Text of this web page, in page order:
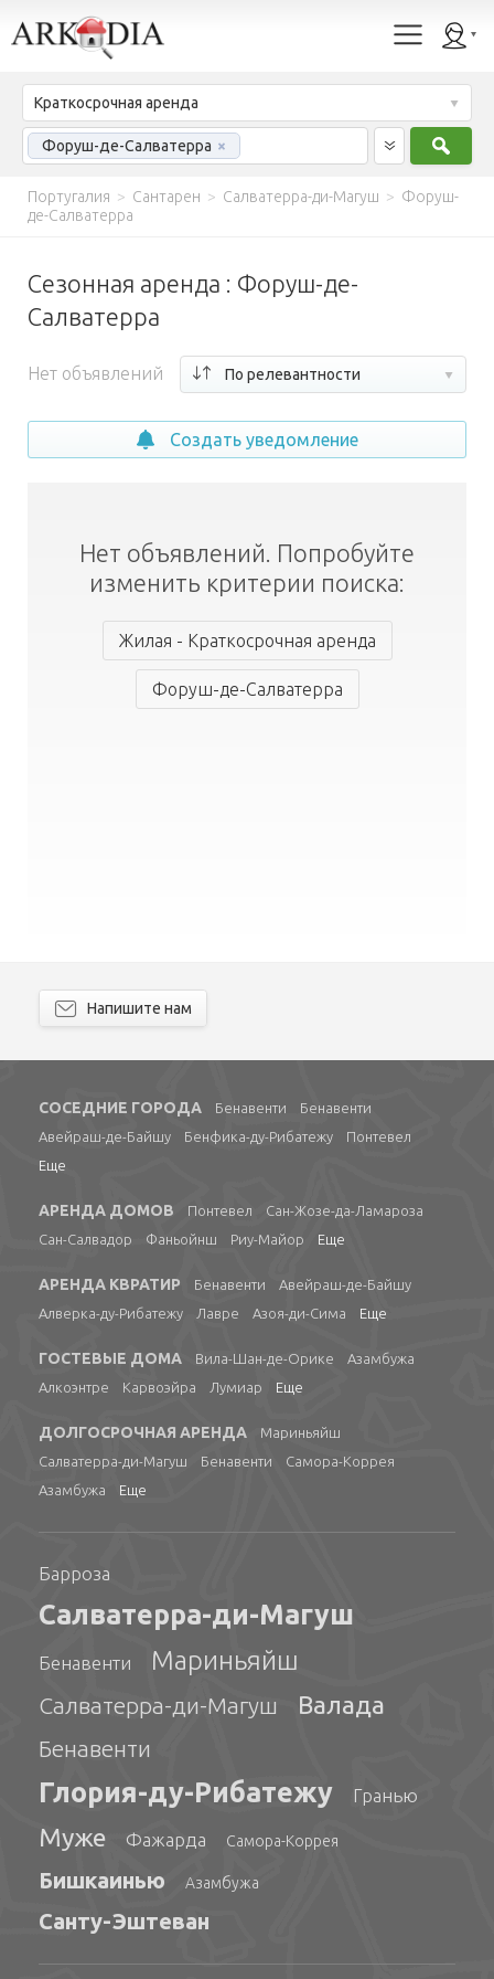
Краткосрочная аренда
Форуш-де-Салватерра ×
Португалия > Сантарен > Салватерра-ди-Магуш > Форуш-
де-Салватерра
Сезонная аренда : Форуш-де-
Салватерра
Нет объявлений По релевантности
Создать уведомление
Нет объявлений. Попробуйте
изменить критерии поиска:
Жилая - Краткосрочная аренда
Форуш-де-Салватерра
Напишите нам
СОСЕДНИЕ ГОРОДА Бенавенти
Бенавенти
Авейраш-де-Байшу
Бенфика-ду-Рибатежу
Понтевел
Еще
АРЕНДА ДОМОВ Понтевел
Сан-Жозе-да-Ламароза
Сан-Салвадор
Фаньойнш Риу-Майор Еще
АРЕНДА КВРАТИР Бенавенти
Авейраш-де-Байшу
Алверка-ду-Рибатежу
Лавре Азоя-ди-Сима Еще
ГОСТЕВЫЕ ДОМА Вила-Шан-де-Орике
Азамбужа
Алкоэнтре
Карвоэйра Лумиар Еще
ДОЛГОСРОЧНАЯ АРЕНДА
Мариньяйш
Салватерра-ди-Магуш
Бенавенти
Самора-Коррея
Азамбужа
Еще
Барроза
Салватерра-ди-Магуш
Бенавенти Мариньяйш
Салватерра-ди-Магуш Валада
Бенавенти
Глория-ду-Рибатежу Гранью
Муже Фажарда Самора-Коррея
Бишкаинью Азамбужа
Санту-Эштеван